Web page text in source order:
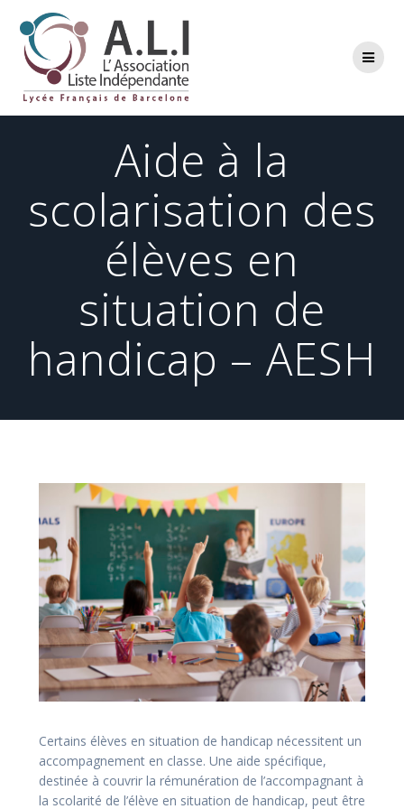
Aide à la
scolarisation des
élèves en
situation de
handicap – AESH
Certains élèves en situation de handicap nécessitent un
accompagnement en classe. Une aide spécifique,
destinée à couvrir la rémunération de l’accompagnant à
la scolarité de l’élève en situation de handicap, peut être